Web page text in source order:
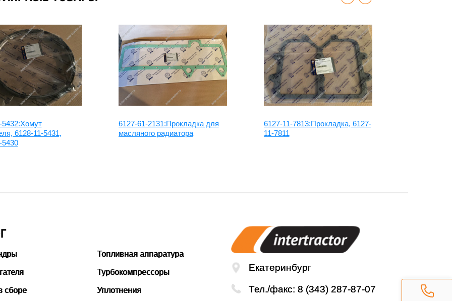
5432:Хомут
6128-11-5431,
5430
6127-61-2131:Прокладка для
масляного радиатора
6127-11-7813:Прокладка, 6127-
11-7811
сборе
Топливная аппаратура
Турбокомпрессоры
Уплотнения
Екатеринбург
Тел./факс: 8 (343) 287-87-07